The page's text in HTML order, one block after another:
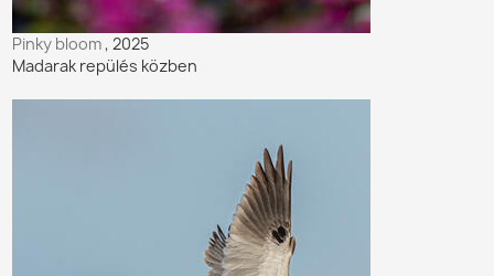
Pinky bloom, 2025
Madarak repülés közben